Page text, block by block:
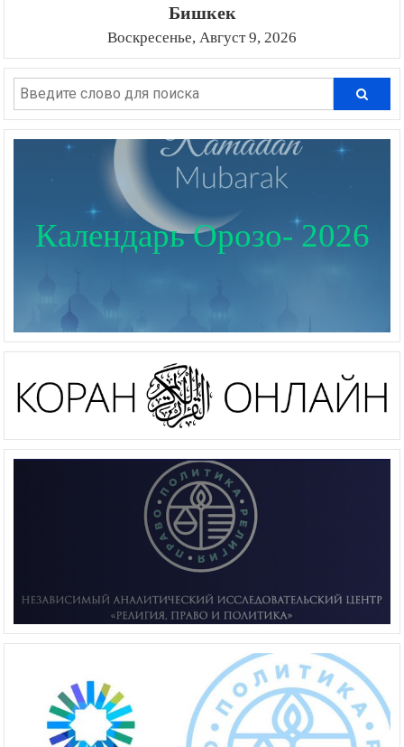
Бишкек
Воскресенье, Август 9, 2026
Календарь Орозо- 2026